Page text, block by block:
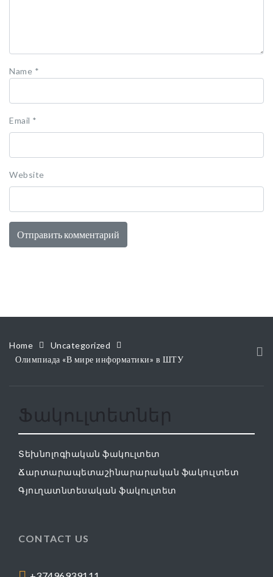
Name *
Email *
Website
Home
Uncategorized
Олимпиада «В мире информатики» в ШТУ
Ֆակուլտետներ
Տեխնոլոգիական ֆակուլտետ
Ճարտարապետաշինարարական ֆակուլտետ
Գյուղատնտեսական ֆակուլտետ
CONTACT US